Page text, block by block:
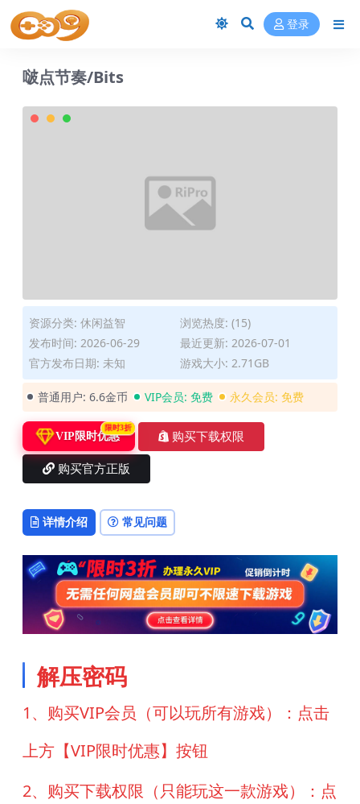
登录
啵点节奏/Bits
资源分类: 休闲益智
浏览热度: (15)
发布时间: 2026-06-29
最近更新: 2026-07-01
官方发布日期: 未知
游戏大小: 2.71GB
普通用户: 6.6金币 VIP会员: 免费 永久会员: 免费
VIP限时优惠
限时3折
购买下载权限
购买官方正版
详情介绍 常见问题
解压密码
1、购买VIP会员（可以玩所有游戏）：点击
上方【VIP限时优惠】按钮
2、购买下载权限（只能玩这一款游戏）：点